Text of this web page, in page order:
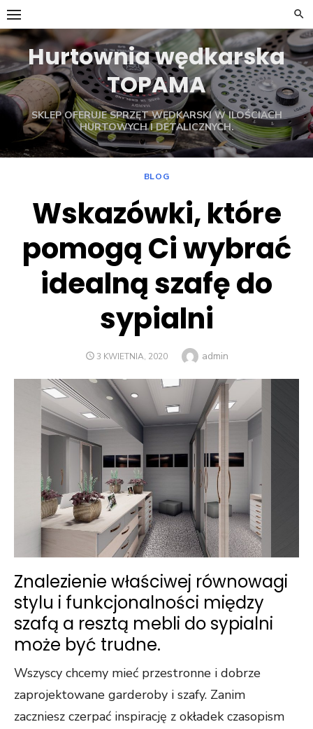
Skip
to
contentHurtownia wędkarska
TOPAMA
SKLEP OFERUJE SPRZĘT WĘDKARSKI W ILOŚCIACH
HURTOWYCH I DETALICZNYCH.
BLOG
Wskazówki, które
pomogą Ci wybrać
idealną szafę do
sypialni
POSTED
3 KWIETNIA, 2020 Author
admin
Znalezienie właściwej równowagi
stylu i funkcjonalności między
szafą a resztą mebli do sypialni
może być trudne.
Wszyscy chcemy mieć przestronne i dobrze
zaprojektowane garderoby i szafy. Zanim
zaczniesz czerpać inspirację z okładek czasopism